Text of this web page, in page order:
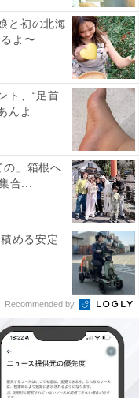
と初の北海
よ〜...
ト、“足首
んよ...
の」箱根へ
合...
める安定
Recommended by